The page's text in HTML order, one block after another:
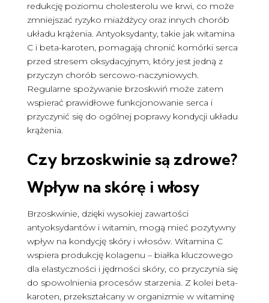
redukcję poziomu cholesterolu we krwi, co może
zmniejszać ryzyko miażdżycy oraz innych chorób
układu krążenia. Antyoksydanty, takie jak witamina
C i beta-karoten, pomagają chronić komórki serca
przed stresem oksydacyjnym, który jest jedną z
przyczyn chorób sercowo-naczyniowych.
Regularne spożywanie brzoskwiń może zatem
wspierać prawidłowe funkcjonowanie serca i
przyczynić się do ogólnej poprawy kondycji układu
krążenia.
Czy brzoskwinie są zdrowe?
Wpływ na skórę i włosy
Brzoskwinie, dzięki wysokiej zawartości
antyoksydantów i witamin, mogą mieć pozytywny
wpływ na kondycję skóry i włosów. Witamina C
wspiera produkcję kolagenu – białka kluczowego
dla elastyczności i jędrności skóry, co przyczynia się
do spowolnienia procesów starzenia. Z kolei beta-
karoten, przekształcany w organizmie w witaminę